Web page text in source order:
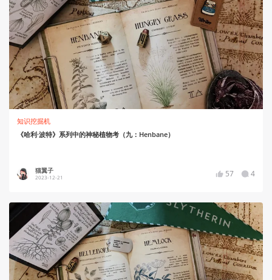
知识挖掘机
《哈利·波特》系列中的神秘植物考（九：Henbane）
猫翼子
2023-12-21 57 4